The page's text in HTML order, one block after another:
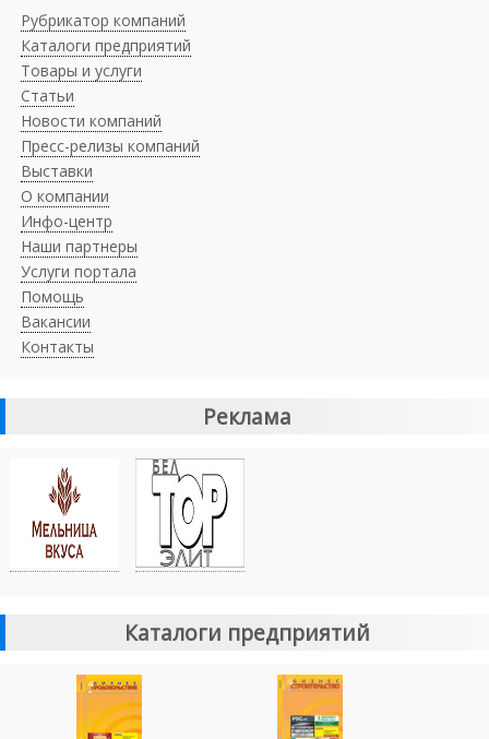
Рубрикатор компаний
Каталоги предприятий
Товары и услуги
Статьи
Новости компаний
Пресс-релизы компаний
Выставки
О компании
Инфо-центр
Наши партнеры
Услуги портала
Помощь
Вакансии
Контакты
Реклама
Каталоги предприятий